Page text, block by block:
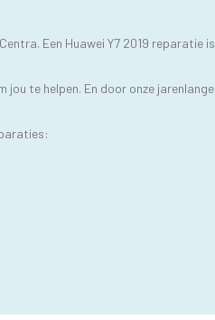
Een Huawei Y7 2019 reparatie is
te helpen. En door onze jarenlange